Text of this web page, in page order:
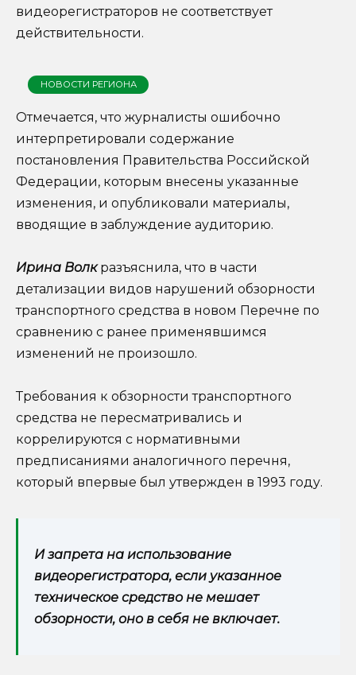
видеорегистраторов не соответствует
действительности.
НОВОСТИ РЕГИОНА
Отмечается, что журналисты ошибочно
интерпретировали содержание
постановления Правительства Российской
Федерации, которым внесены указанные
изменения, и опубликовали материалы,
вводящие в заблуждение аудиторию.
Ирина Волкразъяснила, что в части
детализации видов нарушений обзорности
транспортного средства в новом Перечне по
сравнению с ранее применявшимся
изменений не произошло.
Требования к обзорности транспортного
средства не пересматривались и
коррелируются с нормативными
предписаниями аналогичного перечня,
который впервые был утвержден в 1993 году.
И запрета на использование
видеорегистратора, если указанное
техническое средство не мешает
обзорности, оно в себя не включает.